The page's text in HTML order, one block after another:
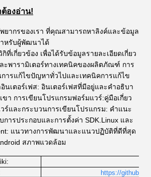
องอ่าน!
ากรของเรา ที่คุณสามารถหาลิงค์และข้อมูล
หรับผู้พัฒนาได้
ที่เกี่ยวข้อง เพื่อได้รับข้อมูลรายละเอียดเกี่ยว
พารามิเตอร์ทางเทคนิคของผลิตภัณฑ์ การ
ารแก้ไขปัญหาทั่วไปและเทคนิคการแก้ไข
นเตอร์เฟส: อินเตอร์เฟสที่มีอยู่และคําอธิบา
ขา การเขียนโปรแกรมฟอร์มแวร์:คู่มือเกี่ยว
ร์และกระบวนการเขียนโปรแกรม: คําแนะ
การประกอบและการตั้งค่า SDK.Linux และ
แนวทางการพัฒนาและแนวปฏิบัติที่ดีที่สุด
สภาพแวดล้อม
https://